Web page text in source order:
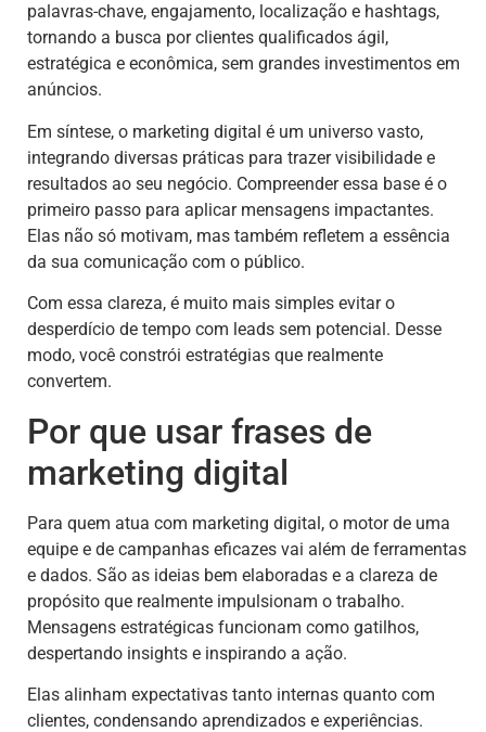
palavras-chave, engajamento, localização e hashtags,
tornando a busca por clientes qualificados ágil,
estratégica e econômica, sem grandes investimentos em
anúncios.
Em síntese, o marketing digital é um universo vasto,
integrando diversas práticas para trazer visibilidade e
resultados ao seu negócio. Compreender essa base é o
primeiro passo para aplicar mensagens impactantes.
Elas não só motivam, mas também refletem a essência
da sua comunicação com o público.
Com essa clareza, é muito mais simples evitar o
desperdício de tempo com leads sem potencial. Desse
modo, você constrói estratégias que realmente
convertem.
Por que usar frases de
marketing digital
Para quem atua com marketing digital, o motor de uma
equipe e de campanhas eficazes vai além de ferramentas
e dados. São as ideias bem elaboradas e a clareza de
propósito que realmente impulsionam o trabalho.
Mensagens estratégicas funcionam como gatilhos,
despertando insights e inspirando a ação.
Elas alinham expectativas tanto internas quanto com
clientes, condensando aprendizados e experiências.